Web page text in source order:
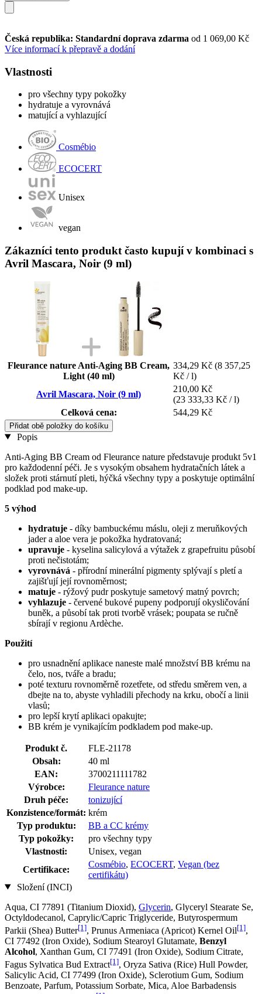
Česká republika: Standardní doprava zdarma od 1 069,00 Kč
Více informací k přepravě a dodání
Vlastnosti
pro všechny typy pokožky
hydratuje a vyrovnává
matující a vyhlazující
Cosmébio
ECOCERT
Unisex
vegan
Zákazníci tento produkt často kupují v kombinaci s
Avril Mascara, Noir (9 ml)
Fleurance nature Anti-Aging BB Cream,
Light (40 ml)
334,29 Kč (8 357,25
Kč / l)
Avril Mascara, Noir (9 ml)
210,00 Kč
(23 333,33 Kč / l)
Celková cena:
544,29 Kč
Přidat obě položky do košíku
Popis
Anti-Aging BB Cream od Fleurance nature představuje produkt 5v1
pro každodenní péči. Je s vysokým obsahem hydratačních látek a
složek proti stárnutí pleti, hýčká všechny typy a poskytuje optimální
podklad pod make-up.
5 výhod
hydratuje - díky bambuckému máslu, oleji z meruňkových
jader a aloe vera je pokožka hydratovaná;
upravuje - kyselina salicylová a výtažek z grapefruitu působí
proti nečistotám;
vyrovnává - přírodní minerální pigmenty splývají s pletí a
zajišťují její rovnoměrnost;
matuje - rýžový pudr poskytuje sametový matný povrch;
vyhlazuje - červené bukové pupeny podporují okysličování
buněk, a působí tak proti tvorbě vrásek; poupata se ručně
sbírají v regionu Ardèche.
Použití
pro usnadnění aplikace naneste malé množství BB krému na
čelo, nos, tváře a bradu;
poté texturu rovnoměrně rozetřete, od středu směrem ven, a
dbejte na to, abyste vyhladili přechody na krku, obočí a linii
vlasů;
pro lepší krytí aplikaci opakujte;
BB krém je vynikajícím podkladem pod make-up.
Produkt č.
FLE-21178
Obsah:
40 ml
EAN:
3700211111782
Výrobce:
Fleurance nature
Druh péče:
tonizující
Konzistence/formát: krém
Typ produktu:
BB a CC krémy
Typ pokožky:
pro všechny typy
Vlastnosti:
Unisex, vegan
Certifikace:
Cosmébio, ECOCERT, Vegan (bez
certifikátu)
Složení (INCI)
Aqua, CI 77891 (Titanium Dioxid), Glycerin, Glyceryl Stearate Se,
Octyldodecanol, Caprylic/Capric Triglyceride, Butyrospermum
Parkii (Shea) Butter[1], Prunus Armeniaca (Apricot) Kernel Oil[1],
CI 77492 (Iron Oxide), Sodium Stearoyl Glutamate, Benzyl
Alcohol, Xanthan Gum, CI 77491 (Iron Oxide), Sodium Citrate,
Fagus Sylvatica Bud Extract[1], Oryza Sativa (Rice) Hull Powder,
Salicylic Acid, CI 77499 (Iron Oxide), Sclerotium Gum, Sodium
Benzoate, Parfum, Potassium Sorbate, Mica, Aloe Barbadensis